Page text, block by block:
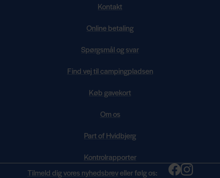
Kontakt
Online betaling
Spørgsmål og svar
Find vej til campingpladsen
Køb gavekort
Om os
Part of Hvidbjerg
Kontrolrapporter
Tilmeld dig vores nyhedsbreveller følg os: